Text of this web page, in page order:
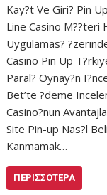
Kay?t Ve Giri? Pin
Line Casino
Uygulamas?
Casino Pin Up
Paral? Oynay?n
Bet’te ?deme
Casino?nun
Site Pin-up Nas?l
Kanmamak…
ΠΕΡΙΣΣΌΤΕΡΑ